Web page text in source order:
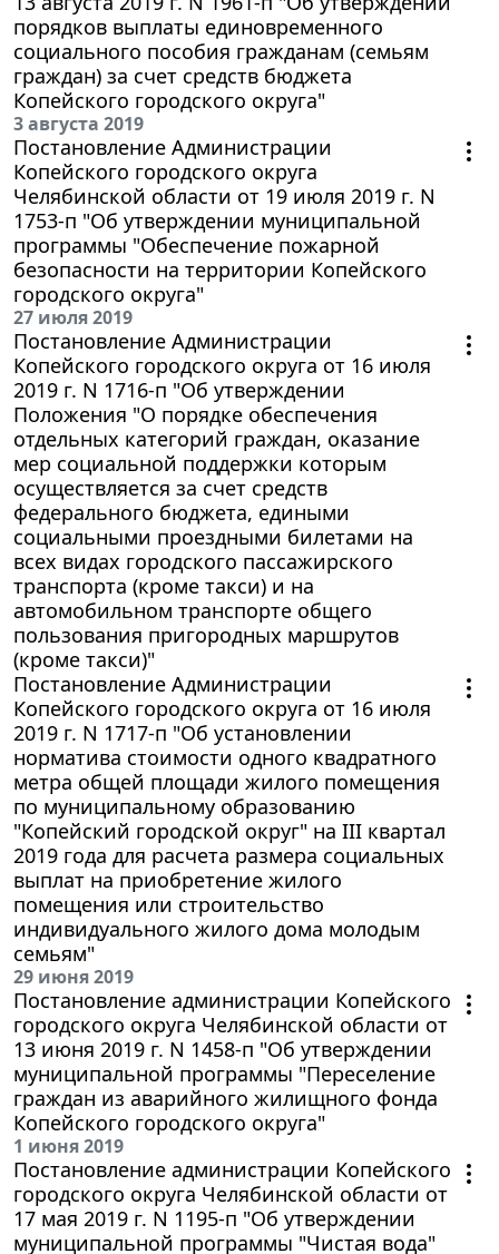
порядков выплаты единовременного
социального пособия гражданам (семьям
граждан) за счет средств бюджета
Копейского городского округа"
3 августа 2019
Постановление Администрации
Копейского городского округа
Челябинской области от 19 июля 2019 г. N
1753-п "Об утверждении муниципальной
программы "Обеспечение пожарной
безопасности на территории Копейского
городского округа"
27 июля 2019
Постановление Администрации
Копейского городского округа от 16 июля
2019 г. N 1716-п "Об утверждении
Положения "О порядке обеспечения
отдельных категорий граждан, оказание
мер социальной поддержки которым
осуществляется за счет средств
федерального бюджета, едиными
социальными проездными билетами на
всех видах городского пассажирского
транспорта (кроме такси) и на
автомобильном транспорте общего
пользования пригородных маршрутов
(кроме такси)"
Постановление Администрации
Копейского городского округа от 16 июля
2019 г. N 1717-п "Об установлении
норматива стоимости одного квадратного
метра общей площади жилого помещения
по муниципальному образованию
"Копейский городской округ" на III квартал
2019 года для расчета размера социальных
выплат на приобретение жилого
помещения или строительство
индивидуального жилого дома молодым
семьям"
29 июня 2019
Постановление администрации Копейского
городского округа Челябинской области от
13 июня 2019 г. N 1458-п "Об утверждении
муниципальной программы "Переселение
граждан из аварийного жилищного фонда
Копейского городского округа"
1 июня 2019
Постановление администрации Копейского
городского округа Челябинской области от
17 мая 2019 г. N 1195-п "Об утверждении
муниципальной программы "Чистая вода"